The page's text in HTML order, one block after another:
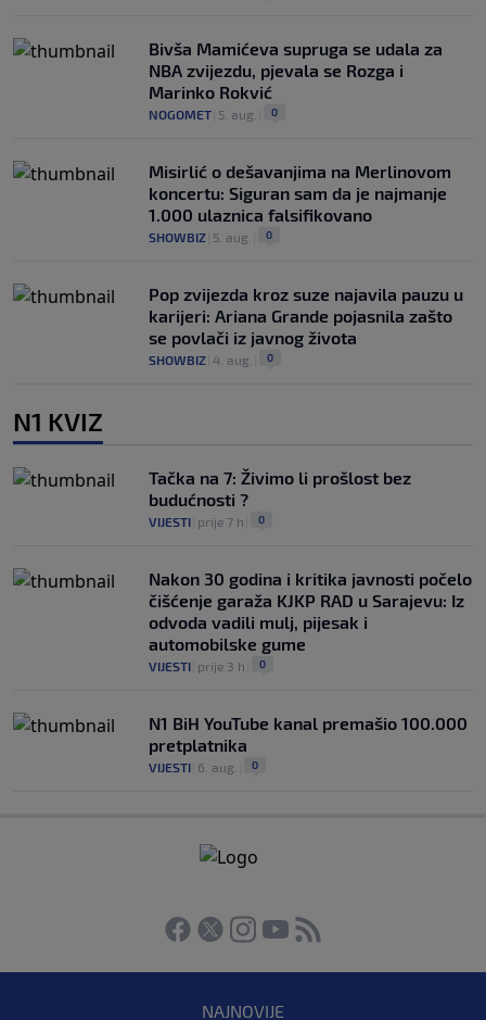
Bivša Mamićeva supruga se udala za
NBA zvijezdu, pjevala se Rozga i
Marinko Rokvić
NOGOMET 5. aug. 0
Misirlić o dešavanjima na Merlinovom
koncertu: Siguran sam da je najmanje
1.000 ulaznica falsifikovano
SHOWBIZ 5. aug. 0
Pop zvijezda kroz suze najavila pauzu u
karijeri: Ariana Grande pojasnila zašto
se povlači iz javnog života
SHOWBIZ 4. aug. 0
N1 KVIZ
Tačka na 7: Živimo li prošlost bez
budućnosti ?
VIJESTI prije 7 h 0
Nakon 30 godina i kritika javnosti počelo
čišćenje garaža KJKP RAD u Sarajevu: Iz
odvoda vadili mulj, pijesak i
automobilske gume
VIJESTI prije 3 h 0
N1 BiH YouTube kanal premašio 100.000
pretplatnika
VIJESTI 6. aug. 0
NAJNOVIJE